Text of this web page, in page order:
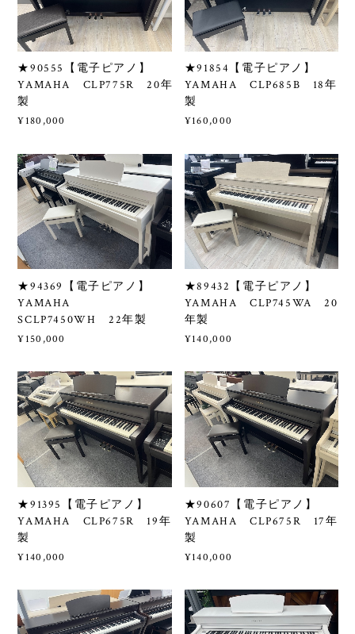
★90555【電子ピアノ】
YAMAHA CLP775R 20年
製
¥180,000
★91854【電子ピアノ】
YAMAHA CLP685B 18年
製
¥160,000
★94369【電子ピアノ】
YAMAHA
SCLP7450WH 22年製
¥150,000
★89432【電子ピアノ】
YAMAHA CLP745WA 20
年製
¥140,000
★91395【電子ピアノ】
YAMAHA CLP675R 19年
製
¥140,000
★90607【電子ピアノ】
YAMAHA CLP675R 17年
製
¥140,000